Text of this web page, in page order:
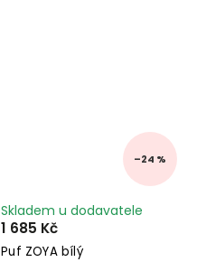
–24 %
Puf ZOYA bílý
Skladem u dodavatele
1 685 Kč